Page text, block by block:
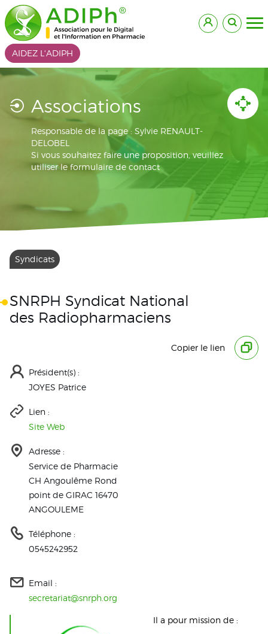
AIDEZ L'ADIPH
Associations
Responsable de la page : Sylvie RENAULT-
DELOBEL
Si vous souhaitez faire une proposition, veuillez
utiliser le formulaire de contact
Syndicats
SNRPH Syndicat National
des Radiopharmaciens
Copier le lien
Président(s) :
JOYES Patrice
Lien :
Site Web
Adresse :
Service de Pharmacie
CH Angoulême Rond
point de GIRAC 16470
ANGOULEME
Téléphone :
0545242952
Email :
secretariat@snrph.org
Il a pour mission de :